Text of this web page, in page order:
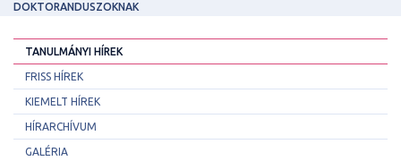
DOKTORANDUSZOKNAK
TANULMÁNYI HÍREK
FRISS HÍREK
KIEMELT HÍREK
HÍRARCHÍVUM
GALÉRIA